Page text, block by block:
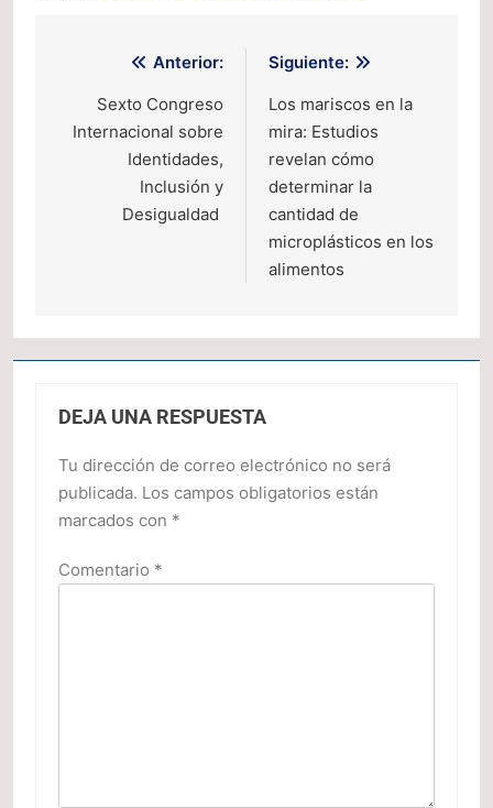
Navegación
de
entradas
Anterior:
Sexto Congreso
Internacional sobre
Identidades,
Inclusión y
Desigualdad
Siguiente:
Los mariscos en la
mira: Estudios
revelan cómo
determinar la
cantidad de
microplásticos en los
alimentos
DEJA UNA RESPUESTA
Tu dirección de correo electrónico no será
publicada. Los campos obligatorios están
marcados con *
Comentario *